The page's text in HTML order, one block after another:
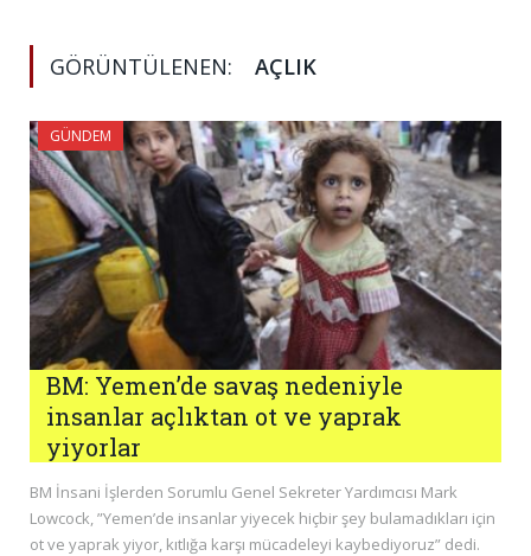
GÖRÜNTÜLENEN: AÇLIK
GÜNDEM
BM: Yemen’de savaş nedeniyle
insanlar açlıktan ot ve yaprak
yiyorlar
BM İnsani İşlerden Sorumlu Genel Sekreter Yardımcısı Mark
Lowcock, ”Yemen’de insanlar yiyecek hiçbir şey bulamadıkları için
ot ve yaprak yiyor, kıtlığa karşı mücadeleyi kaybediyoruz” dedi.